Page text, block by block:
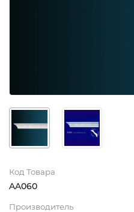
Код Товара
AA060
Производитель